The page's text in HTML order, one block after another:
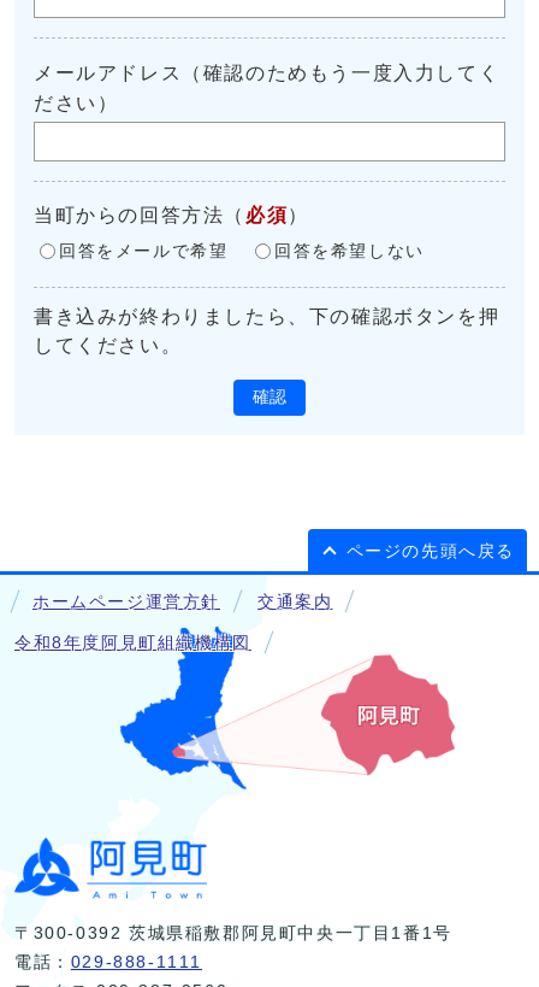
メールアドレス（確認のためもう一度入力してく
ださい）
当町からの回答方法 （ 必須 ）
回答をメールで希望 回答を希望しない
書き込みが終わりましたら、下の確認ボタンを押
してください。
確認
ページの先頭へ戻る
ホームページ運営方針 交通案内
令和8年度阿見町組織機構図
〒300-0392 茨城県稲敷郡阿見町中央一丁目1番1号
電話： 029-888-1111